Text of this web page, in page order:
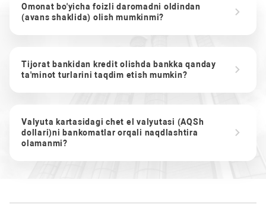
Omonat bo'yicha foizli daromadni oldindan
(avans shaklida) olish mumkinmi?
Tijorat bankidan kredit olishda bankka qanday
ta'minot turlarini taqdim etish mumkin?
Valyuta kartasidagi chet el valyutasi (AQSh
dollari)ni bankomatlar orqali naqdlashtira
olamanmi?